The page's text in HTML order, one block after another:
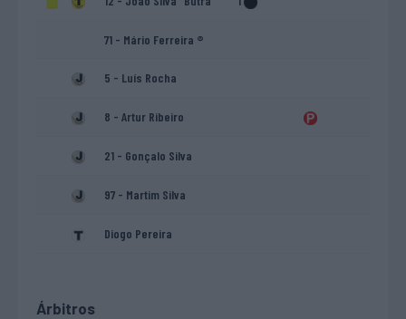
71 - Mário Ferreira ®
5 - Luís Rocha
8 - Artur Ribeiro
21 - Gonçalo Silva
97 - Martim Silva
Diogo Pereira
Árbitros